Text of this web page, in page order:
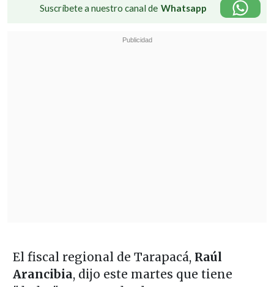
Suscríbete a nuestro canal de Whatsapp
El fiscal regional de Tarapacá, Raúl
Arancibia, dijo este martes que tiene